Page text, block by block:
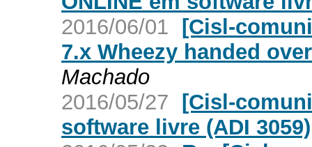
2016/06/01 [Cisl-
7.x Wheezy handed
Machado
2016/05/27 [Cisl-
software livre (ADI 3059)